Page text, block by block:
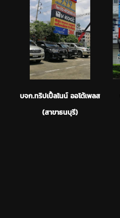
บจก.ทริปเปิ้ลไนน์ ออโต้เพลส
(สาขาธนบุรี)